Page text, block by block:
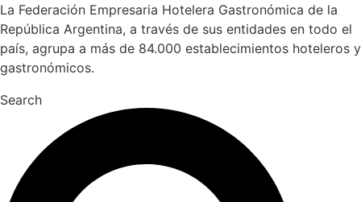
La Federación Empresaria Hotelera Gastronómica de la
República Argentina, a través de sus entidades en todo el
país, agrupa a más de 84.000 establecimientos hoteleros y
gastronómicos.
Search